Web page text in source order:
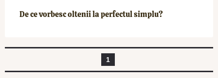
De ce vorbesc oltenii la perfectul simplu?
1